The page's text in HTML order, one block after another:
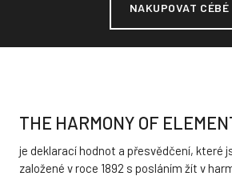
NAKUPOVAT CÉBÉ
THE HARMONY OF
je deklarací hodnot a přesvědčení, které
založené v roce 1892 s posláním žít v